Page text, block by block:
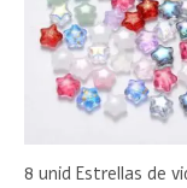
8 unid Estrellas de